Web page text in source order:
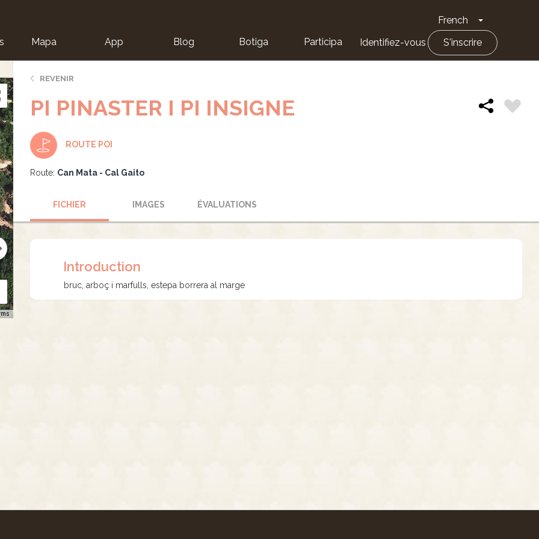
French Toggle
Mapa App Blog Botiga Participa Identifiez-vous S'inscrire
REVENIR
PI PINASTER I PI INSIGNE
ROUTE POI
Route: Can Mata - Cal Gaito
FICHIER IMAGES ÉVALUATIONS
Introduction
bruc, arboç i marfulls, estepa borrera al marge